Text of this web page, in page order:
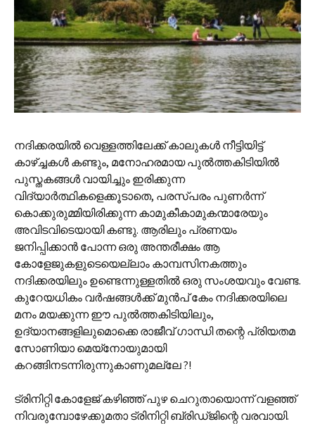
നദിക്കരയില്‍ വെള്ളത്തിലേക്ക് കാലുകള്‍ നീട്ടിയിട്ട്
കാഴ്ച്ചകള്‍ കണ്ടും, മനോഹരമായ പുല്‍ത്തകിടിയില്‍
പുസ്തകങ്ങള്‍ വായിച്ചും ഇരിക്കുന്ന
വിദ്യാര്‍ത്ഥികളെക്കൂടാതെ, പരസ്പരം പുണര്‍ന്ന്
കൊക്കുരുമ്മിയിരിക്കുന്ന കാമുകീകാമുകന്മാരേയും
അവിടവിടെയായി കണ്ടു. ആരിലും പ്രണയം
ജനിപ്പിക്കാന്‍ പോന്ന ഒരു അന്തരീക്ഷം ആ
കോളേജുകളുടെയെല്ലാം കാമ്പസിനകത്തും
നദിക്കരയിലും ഉണ്ടെന്നുള്ളതില്‍‍ ഒരു സംശയവും വേണ്ട.
കുറേയധികം വര്‍ഷങ്ങള്‍ക്ക് മുന്‍പ് കേം നദിക്കരയിലെ
മനം മയക്കുന്ന ഈ പുല്‍ത്തകിടിയിലും,
ഉദ്യാനങ്ങളിലുമൊക്കെ രാജീവ് ഗാന്ധി തന്റെ പ്രിയതമ
സോണിയാ മെയ്‌നോയുമായി
കറങ്ങിനടന്നിരുന്നുകാണുമല്ലേ ?!
ട്രിനിറ്റി കോളേജ് കഴിഞ്ഞ് പുഴ ചെറുതായൊന്ന് വളഞ്ഞ്
നിവരുമ്പോഴേക്കുമതാ ട്രിനിറ്റി ബ്രിഡ്‌ജിന്റെ വരവായി.